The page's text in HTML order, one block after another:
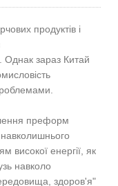
продуктів і
Однак зараз Китай
преформ
високої енергії, як
навколо
здоров'я"